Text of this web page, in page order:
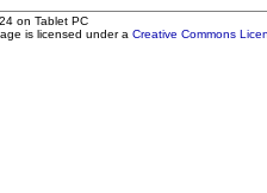
on Tablet PC
is licensed under a Creative Commons